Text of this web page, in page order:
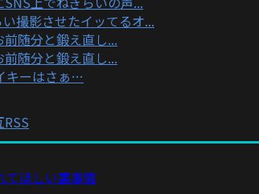
撮影させたイッてるオ...
随分と鍛え直し...
随分と鍛え直し...
キーはさぁ…
ほしい裏事情